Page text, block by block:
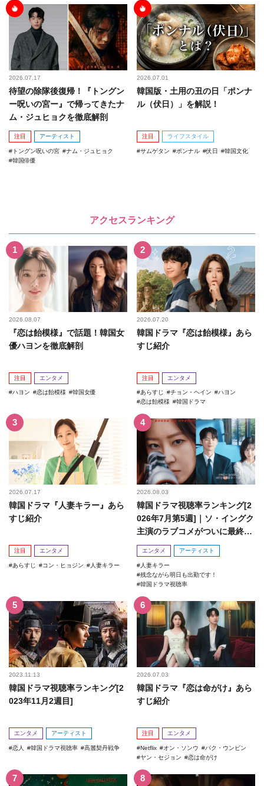
2026.07.17
待望の除隊後復帰！『トングン
ー呪いの宮ー』で帰ってきたナ
ム・ジュヒョクを徹底解剖
注目 アーティスト
トングン呪いの宮
ナム・ジュヒョク
韓国俳優
2026.07.01
韓国版・土用の丑の日「ポンナ
ル（伏日）」を解説！
注目 ライフスタイル
サムゲタン ポンナル 伏日 韓国文化
アクセスランキング
2026.08.07
『恋は飴模様』で話題！韓国女
優ハヨンを徹底解剖
注目 エンタメ
ハヨン 恋は飴模様 韓国女優
2026.07.20
韓国ドラマ『恋は飴模様』あら
すじ紹介
注目 エンタメ
あらすじ チョン・ヘイン
ハヨン
恋は飴模様
韓国ドラマ
2026.07.17
韓国ドラマ『人妻キラー』あら
すじ紹介
注目 エンタメ
あらすじ コン・ヒョジン 人妻キラー
2026.08.03
韓国ドラマ視聴率ランキング[2
026年7月第5週]｜ソ・イングク
主演のラブコメがついに最終
回！
エンタメ アーティスト
人妻キラー
残念ながら明日も出勤です！
韓国ドラマ視聴率
2023.11.13
韓国ドラマ視聴率ランキング[2
023年11月2週目]
エンタメ アーティスト
恋人 韓国ドラマ視聴率 高麗契丹戦争
2026.07.03
韓国ドラマ『恋は命がけ』あら
すじ紹介
注目 エンタメ
Netflix オン・ソンウ
パク・ウンビン
ヤン・セジョン
恋は命がけ